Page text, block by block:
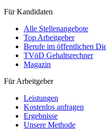
Für Kandidaten
Alle Stellenangebote
Top Arbeitgeber
Berufe im öffentlichen
TVöD Gehaltsrechner
Magazin
Für Arbeitgeber
Leistungen
Kostenlos anfragen
Ergebnisse
Unsere Methode